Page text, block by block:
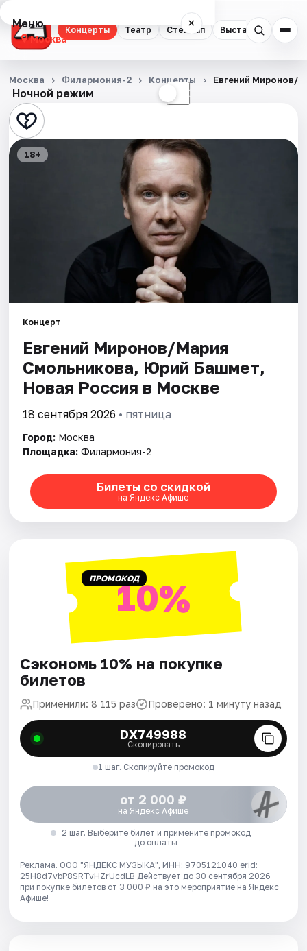
Концерты Театр Стендап Выставки
Меню ×
Москва
Концерты
Театр
Стендап
Города
Площадки
Рейтинги
Ночной режим ☾
Москва Филармония-2 Концерты Евгений Миронов/
18+
Концерт
Евгений Миронов/Мария
Смольникова, Юрий Башмет,
Новая Россия в Москве
18 сентября 2026 • пятница
Город: Москва
Площадка: Филармония-2
Билеты со скидкой
на Яндекс Афише
ПРОМОКОД10%
Сэкономь 10% на покупке
билетов
Применили: 8 115 раз Проверено: 1 минуту назад
DX749988
Скопировать
1 шаг. Скопируйте промокод
от 2 000 ₽
на Яндекс Афише
2 шаг. Выберите билет и примените промокод
до оплаты
Реклама. ООО "ЯНДЕКС МУЗЫКА", ИНН: 9705121040 erid:
25H8d7vbP8SRTvHZrUcdLB Действует до 30 сентября 2026
при покупке билетов от 3 000 ₽ на это мероприятие на Яндекс
Афише!